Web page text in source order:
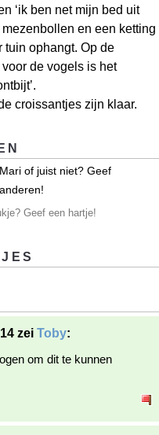
‘ik ben net mijn bed uit
en een ketting
tuin ophangt. Op de
de vogels is het
croissantjes zijn klaar.
of juist niet? Geef
Geef een hartje!
zei Toby:
om dit te kunnen